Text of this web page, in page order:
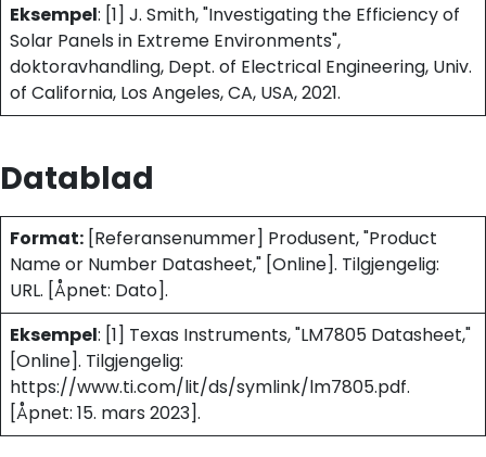
Eksempel: [1] J. Smith, "Investigating the Efficiency of
Solar Panels in Extreme Environments",
doktoravhandling, Dept. of Electrical Engineering, Univ.
of California, Los Angeles, CA, USA, 2021.
Datablad
Format: [Referansenummer] Produsent, "Product
Name or Number Datasheet," [Online]. Tilgjengelig:
URL. [Åpnet: Dato].
Eksempel: [1] Texas Instruments, "LM7805 Datasheet,"
[Online]. Tilgjengelig:
https://www.ti.com/lit/ds/symlink/lm7805.pdf.
[Åpnet: 15. mars 2023].